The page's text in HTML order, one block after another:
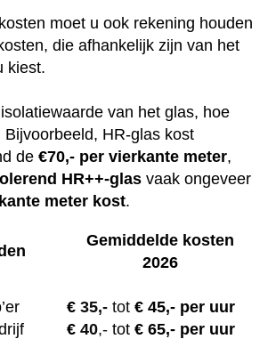
moet u ook rekening houden
die afhankelijk zijn van het
kiest.
van het glas, hoe
Bijvoorbeeld, HR-glas kost
de €70,- per vierkante meter,
HR++-glas vaak ongeveer
meter kost.
Gemiddelde kosten
2026
€ 35,- tot € 45,- per uur
€ 40,- tot € 65,- per uur